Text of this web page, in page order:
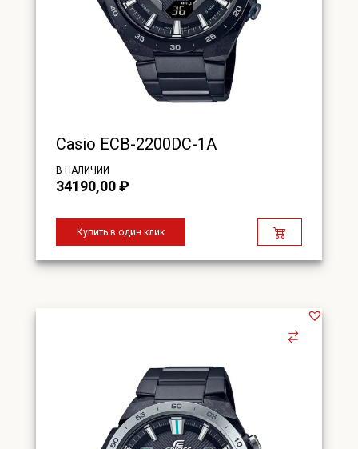
Casio ECB-2200DC-1A
В НАЛИЧИИ
34190,00₽
Купить в один клик